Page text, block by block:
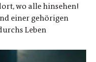
wo alle hinsehen!
einer gehörigen
Leben